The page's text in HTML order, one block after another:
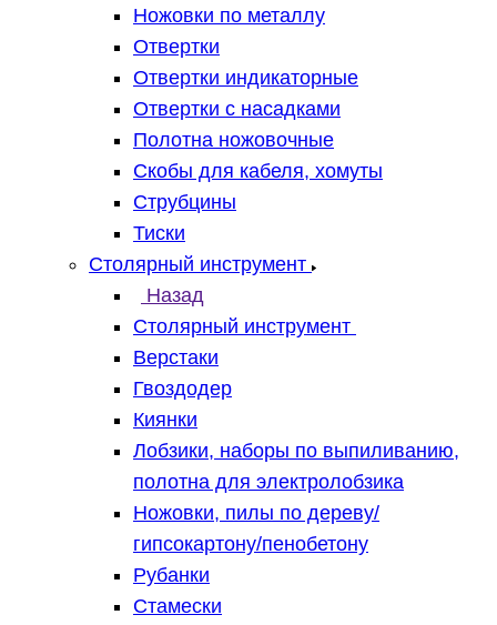
Ножовки по металлу
Отвертки
Отвертки индикаторные
Отвертки с насадками
Полотна ножовочные
Скобы для кабеля, хомуты
Струбцины
Тиски
Столярный инструмент
Назад
Столярный инструмент
Верстаки
Гвоздодер
Киянки
Лобзики, наборы по выпиливанию,
полотна для электролобзика
Ножовки, пилы по дереву/
гипсокартону/пенобетону
Рубанки
Стамески